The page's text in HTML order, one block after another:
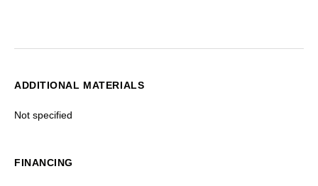
ADDITIONAL MATERIALS
Not specified
FINANCING